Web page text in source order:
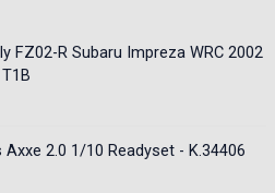
FZ02-R Subaru Impreza WRC 2002
Axxe 2.0 1/10 Readyset - K.34406